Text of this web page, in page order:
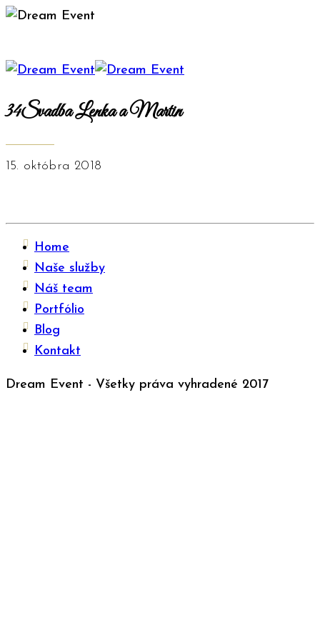
34Svadba Lenka a Martin
15. októbra 2018
Home
Naše služby
Náš team
Portfólio
Blog
Kontakt
Dream Event - Všetky práva vyhradené 2017